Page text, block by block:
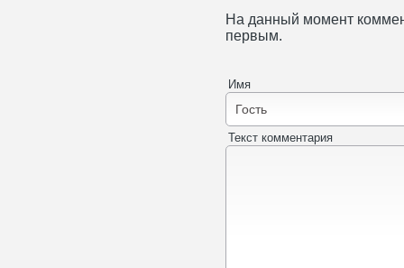
На данный момент
первым.
Имя
Текст комментария